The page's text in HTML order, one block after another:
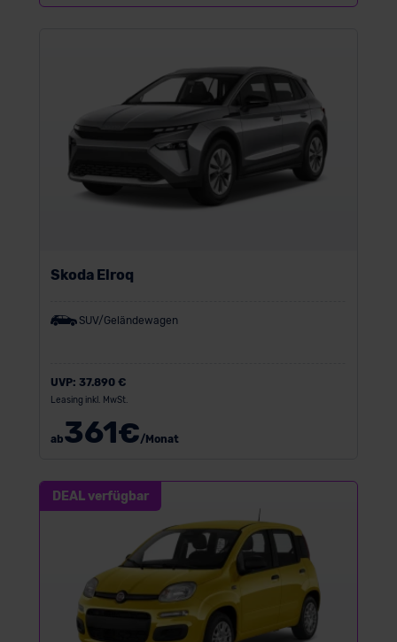
Skoda Elroq
SUV/Geländewagen
UVP: 37.890 €
Leasing inkl. MwSt.
ab361€/Monat
DEAL verfügbar